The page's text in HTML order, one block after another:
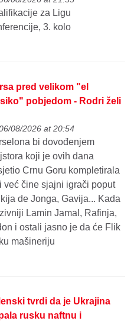
za Ligu
3. kolo
pred velikom "el
pobjedom - Rodri želi
08/2026 at 20:54
bi dovođenjem
koji je ovih dana
Crnu Goru kompletirala
već čine sjajni igrači poput
de Jonga, Gavija... Kada
Lamin Jamal, Rafinja,
i ostali jasno je da će Flik
mašineriju
tvrdi da je Ukrajina
rusku naftnu i